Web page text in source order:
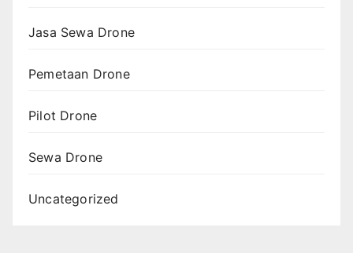
Jasa Sewa Drone
Pemetaan Drone
Pilot Drone
Sewa Drone
Uncategorized